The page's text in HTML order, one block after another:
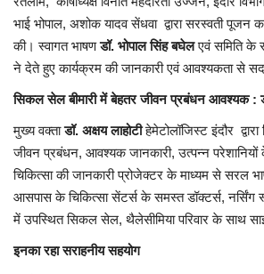
भाई भोपाल, अशोक यादव सेंधवा द्वारा सरस्वती
की। स्वागत भाषणडॉ. भोपाल सिंह बघेलएवं समिति के
ने देते हुए कार्यक्रम की जानकारी एवं आवश्यकता से
सिकल सेल बीमारी में बेहतर जीवन प्रबंधन आवश्यक :
मुख्य वक्ताडॉ. अक्षय लाहोटीहेमेटोलॉजिस्ट इंदौर
जीवन प्रबंधन, आवश्यक जानकारी, उत्पन्न
चिकित्सा की जानकारी प्रोजेक्टर के माध्यम से सरल
आसपास के चिकित्सा सेंटर्स के समस्त डॉक्टर्स,
में उपस्थित सिकल सेल, थैलेसीमिया परिवार के साथ
इनका रहा सराहनीय सहयोग